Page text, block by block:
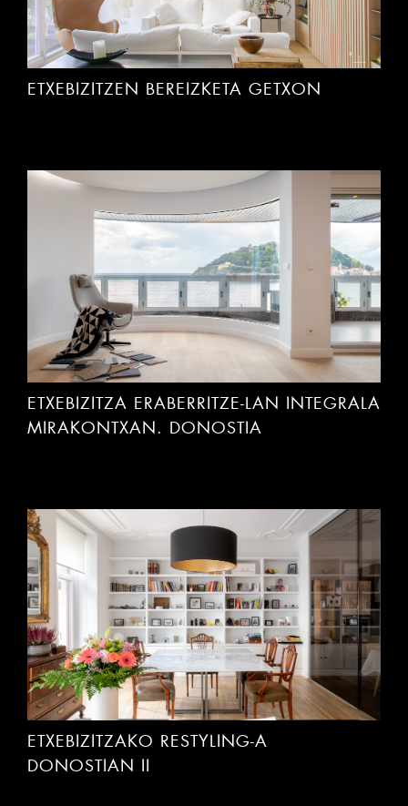
ETXEBIZITZEN BEREIZKETA GETXON
ETXEBIZITZA ERABERRITZE-LAN INTEGRALA
MIRAKONTXAN. DONOSTIA
ETXEBIZITZAKO RESTYLING-A
DONOSTIAN II